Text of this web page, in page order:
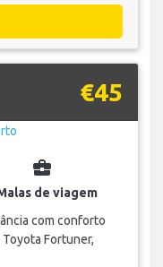
€45
business_center
de viagem
com conforto
Toyota Fortuner,